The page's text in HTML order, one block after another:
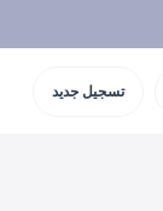
تسجيل جديد